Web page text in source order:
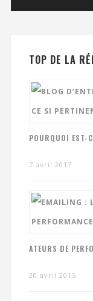
TOP DE LA
POURQUOI EST-
7 avril 2017
ATEURS DE
20 avril 2015